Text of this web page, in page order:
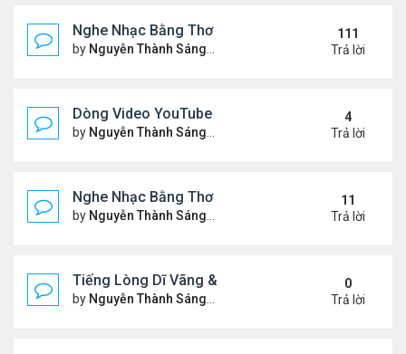
Nghe Nhạc Bằng Thơ - Ngâm Nga Thơ & Đọc Thơ
by Nguyễn Thành Sáng Thứ 7 Tháng 2 15, 2025 9:08
111
Trả lời
Dòng Video YouTube "Bài Thơ" - Nghe Nhạc Bằng
by Nguyễn Thành Sáng Thứ 2 Tháng 3 17, 2025 2:37
4
Trả lời
Nghe Nhạc Bằng Thơ - Video Đọc Thơ - Thơ Hay
by Nguyễn Thành Sáng Chủ nhật Tháng 2 23, 2025
11
Trả lời
Tiếng Lòng Dĩ Vãng & Video YouTube Ngâm Nga
by Nguyễn Thành Sáng Thứ 6 Tháng 2 14, 2025 10:11
0
Trả lời